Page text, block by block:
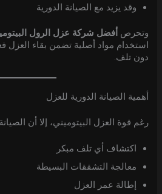
وقد يزيد مع الصيانة الدورية
وتحرص أفضل شركة عزل الرول
استخدام مواد أصلية تضمن بقاء العزل
دون تلف.
أهمية الصيانة الدورية للعزل
رغم قوة العزل البيتوميني، إلا أن
اكتشاف أي تلف مبكر
معالجة التشققات البسيطة
إطالة عمر العزل